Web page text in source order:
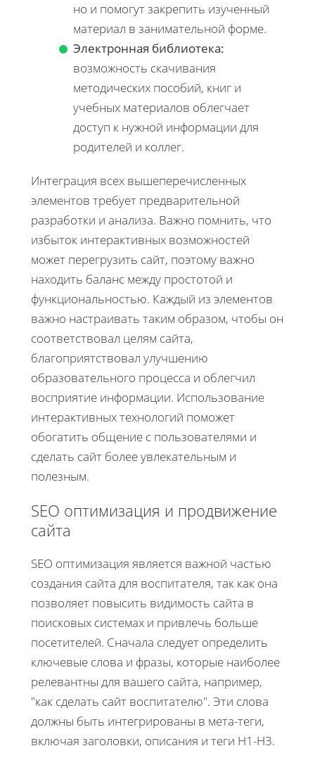
но и помогут закрепить изученный
материал в занимательной форме.
Электронная библиотека:
возможность скачивания
методических пособий, книг и
учебных материалов облегчает
доступ к нужной информации для
родителей и коллег.
Интеграция всех вышеперечисленных
элементов требует предварительной
разработки и анализа. Важно помнить, что
избыток интерактивных возможностей
может перегрузить сайт, поэтому важно
находить баланс между простотой и
функциональностью. Каждый из элементов
важно настраивать таким образом, чтобы он
соответствовал целям сайта,
благоприятствовал улучшению
образовательного процесса и облегчил
восприятие информации. Использование
интерактивных технологий поможет
обогатить общение с пользователями и
сделать сайт более увлекательным и
полезным.
SEO оптимизация и продвижение
сайта
SEO оптимизация является важной частью
создания сайта для воспитателя, так как она
позволяет повысить видимость сайта в
поисковых системах и привлечь больше
посетителей. Сначала следует определить
ключевые слова и фразы, которые наиболее
релевантны для вашего сайта, например,
"как сделать сайт воспитателю". Эти слова
должны быть интегрированы в мета-теги,
включая заголовки, описания и теги H1-H3.